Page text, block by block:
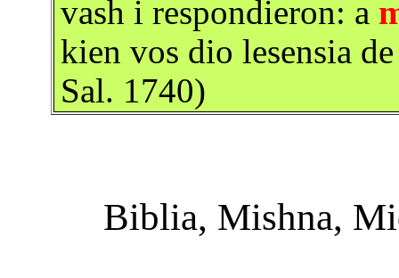
vash i respondieron: a
kien vos dio lesensia
Sal. 1740)